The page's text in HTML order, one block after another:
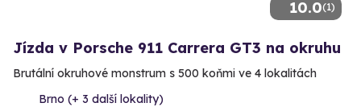
10.0(1)
Jízda v Porsche 911 Carrera GT3 na okruhu
Brutální okruhové monstrum s 500 koňmi ve 4 lokalitách
Brno (+ 3 další lokality)